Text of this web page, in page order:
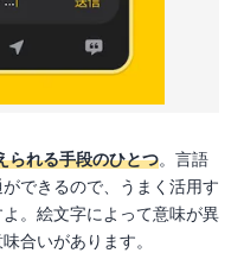
られる手段のひとつ。言語
できるので、うまく活用す
。絵文字によって意味が異
合いがあります。